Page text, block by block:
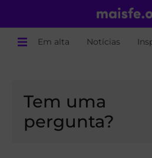
Em alta Notícias
Tem uma
pergunta?